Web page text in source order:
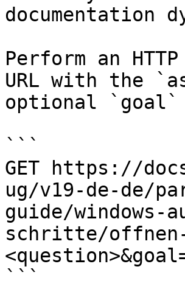
documentation
Perform an
URL with the
optional `goal`
```
GET https://
ug/v19-de-de/
guide/windows-
schritte/offnen-
```